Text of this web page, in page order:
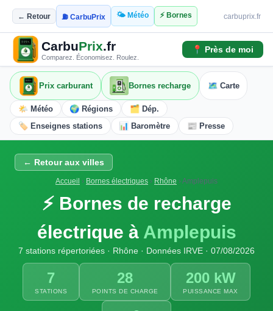
← Retour ⛽ CarbuPrix 🌤️ Météo ⚡ Bornes carbuprix.fr
CarbuPrix.fr
Comparez. Économisez. Roulez.
📍 Près de moi
Prix carburant Bornes recharge 🗺️ Carte
🌤️ Météo 🌍 Régions
🗂️ Dép.
🏷️ Enseignes stations
📊 Baromètre 📰 Presse
← Retour aux villes
Accueil › Bornes électriques › Rhône ›Amplepuis
⚡ Bornes de recharge
électrique à Amplepuis
7 stations répertoriées · Rhône · Données IRVE · 07/08/2026
7
STATIONS
28
POINTS DE CHARGE
200 kW
PUISSANCE MAX